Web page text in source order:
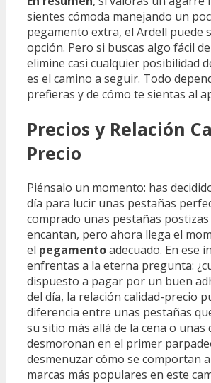
sientes cómoda manejando un
pegamento extra, el Ardell puede
opción. Pero si buscas algo fácil
elimine casi cualquier posibilidad
es el camino a seguir. Todo
prefieras y de cómo te sientas al
Precios y Relación
Precio
Piénsalo un momento: has
día para lucir unas pestañas
comprado unas pestañas
encantan, pero ahora llega el
el pegamentoadecuado. En ese
enfrentas a la eterna pregunta:
dispuesto a pagar por un buen
del día, la relación calidad-precio
diferencia entre unas pestañas
su sitio más allá de la cena o unas
desmoronan en el primer
desmenuzar cómo se comportan
marcas más populares en este